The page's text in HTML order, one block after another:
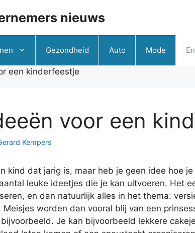
nieuws
Gezondheid Auto Mode
een kinderfeestje
voor een
Kempers
kind dat jarig is, maar heb je geen idee hoe
leuke ideetjes die je kan uitvoeren. Het
en dan natuurlijk alles in het thema:
worden dan vooral blij van een
Je kan bijvoorbeeld lekkere